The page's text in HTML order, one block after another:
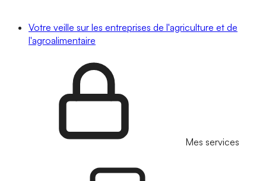
Votre veille sur les entreprises de l'agriculture et de
l'agroalimentaire
Mes services